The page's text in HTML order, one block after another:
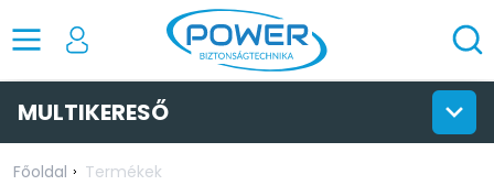
MULTIKERESŐ
Főoldal Termékek